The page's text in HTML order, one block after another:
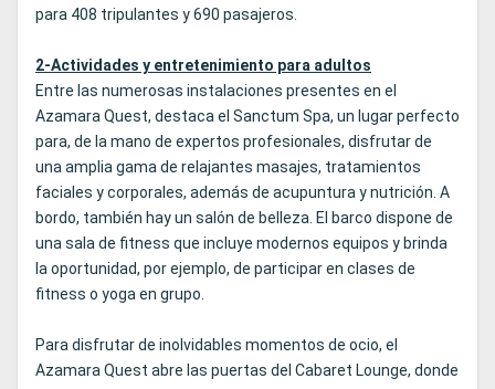
para 408 tripulantes y 690 pasajeros.
2-Actividades y entretenimiento para adultos
Entre las numerosas instalaciones presentes en el
Azamara Quest, destaca el Sanctum Spa, un lugar perfecto
para, de la mano de expertos profesionales, disfrutar de
una amplia gama de relajantes masajes, tratamientos
faciales y corporales, además de acupuntura y nutrición. A
bordo, también hay un salón de belleza. El barco dispone de
una sala de fitness que incluye modernos equipos y brinda
la oportunidad, por ejemplo, de participar en clases de
fitness o yoga en grupo.
Para disfrutar de inolvidables momentos de ocio, el
Azamara Quest abre las puertas del Cabaret Lounge, donde